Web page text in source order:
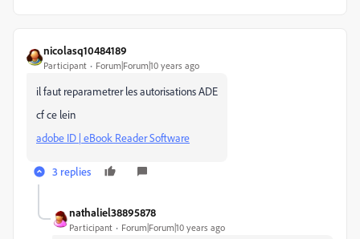
nicolasq10484189
Participant Forum|Forum|10 years ago
il faut reparametrer les autorisations ADE
cf ce lein
adobe ID | eBook Reader Software
3 replies
nathaliel38895878
Participant Forum|Forum|10 years ago